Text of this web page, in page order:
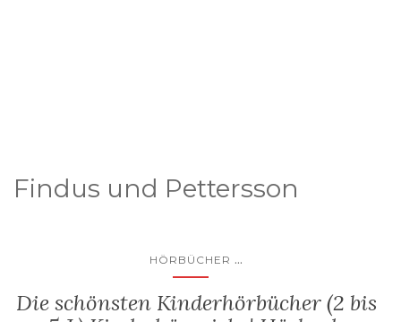
Findus und Pettersson
HÖRBÜCHER ...
Die schönsten Kinderhörbücher (2 bis